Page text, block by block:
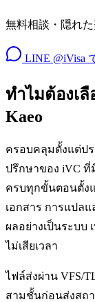
無料相談・隠れた
LINE @iVisa
ทำไมต้องเ
Kaeo
ครอบคลุมตั้งแต่ปร
ปรึกษาของ iVC ที่
ครบทุกขั้นตอนตั้ง
เอกสาร การแปล
ผลอย่างเป็นระบบ
ไม่เสียเวลา
ไฟล์ส่งผ่าน VFS/
สามชั้นก่อนส่งสถ